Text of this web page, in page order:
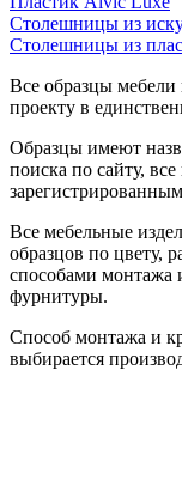
Столешницы из
Столешницы из
Все образцы
проекту в
Образцы имеют
поиска по сайту,
Все мебельные
образцов по цвету,
способами монтажа
фурнитуры.
Способ монтажа и
выбирается